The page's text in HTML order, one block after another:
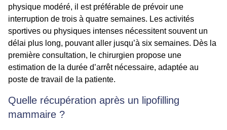
physique modéré, il est préférable de prévoir une
interruption de trois à quatre semaines. Les activités
sportives ou physiques intenses nécessitent souvent un
délai plus long, pouvant aller jusqu’à six semaines. Dès la
première consultation, le chirurgien propose une
estimation de la durée d’arrêt nécessaire, adaptée au
poste de travail de la patiente.
Quelle récupération après un lipofilling
mammaire ?